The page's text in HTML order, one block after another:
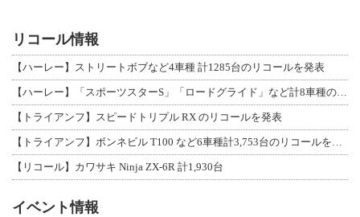
リコール情報
【ハーレー】ストリートボブなど4車種 計1285台のリコールを発表
【ハーレー】「スポーツスターS」「ロードグライド」など計8車種のリコールを発表
【トライアンフ】スピードトリプル RX のリコールを発表
【トライアンフ】ボンネビル T100 など6車種計3,753台のリコールを発表
【リコール】カワサキ Ninja ZX-6R 計1,930台
イベント情報